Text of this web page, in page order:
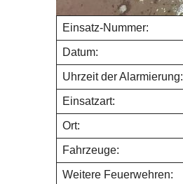
Einsatz-Nummer:
Datum:
Uhrzeit der Alarmierung:
Einsatzart:
Ort:
Fahrzeuge:
Weitere Feuerwehren: